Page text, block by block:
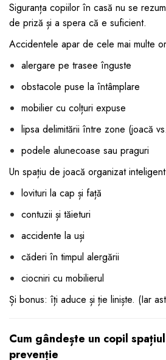
Siguranța copiilor în casă nu se
de priză și a spera că e suficient.
Accidentele apar de cele mai multe
alergare pe trasee înguste
obstacole puse la întâmplare
mobilier cu colțuri expuse
lipsa delimitării între zone (joacă
podele alunecoase sau praguri
Un spațiu de joacă organizat
lovituri la cap și față
contuzii și tăieturi
accidente la uși
căderi în timpul alergării
ciocniri cu mobilierul
Și bonus: îți aduce și ție liniște. (Iar
Cum gândește un copil
prevenție